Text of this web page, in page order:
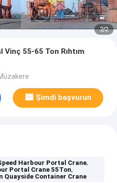
2/2
Vinç 55-65 Ton Rıhtım
Şimdi başvurun
Harbour Portal Crane,
Portal Crane 55Ton,
Quayside Container Crane